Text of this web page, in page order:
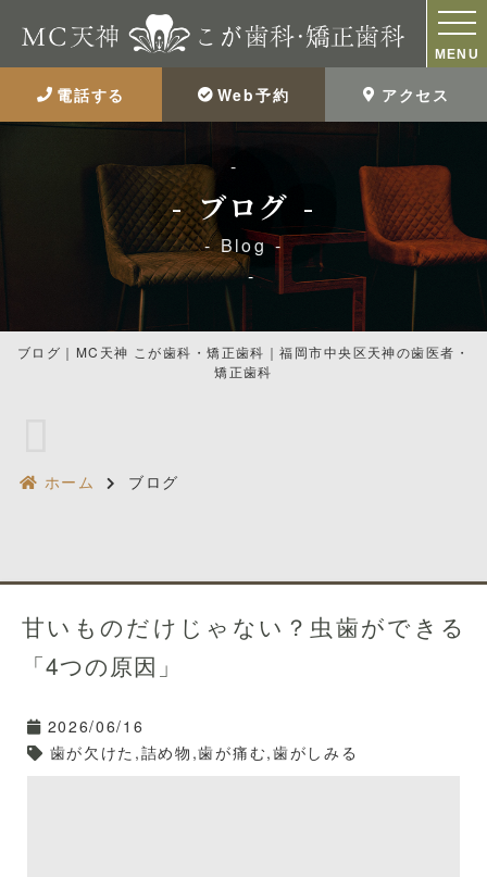
MENU
電話する Web予約 アクセス
ブログ
Blog
ブログ｜MC天神 こが歯科・矯正歯科｜福岡市中央区天神の歯医者・
矯正歯科
ホーム ブログ
甘いものだけじゃない？虫歯ができる
「4つの原因」
2026/06/16
歯が欠けた,詰め物,歯が痛む,歯がしみる